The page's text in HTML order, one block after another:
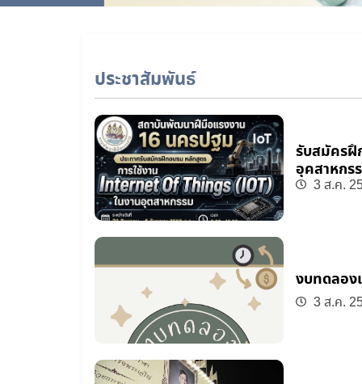
ประชาสัมพันธ์
รับสมัครฝึ
อุคสาหกร
3 ส.ค.
งบทดลอง
3 ส.ค.